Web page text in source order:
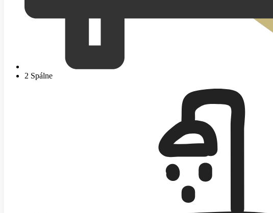
2 Spálne